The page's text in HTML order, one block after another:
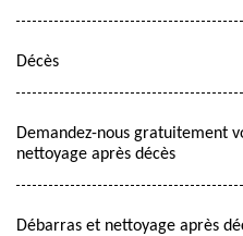
Décès
Demandez-nous gratuitement
nettoyage après décès
Débarras et nettoyage après